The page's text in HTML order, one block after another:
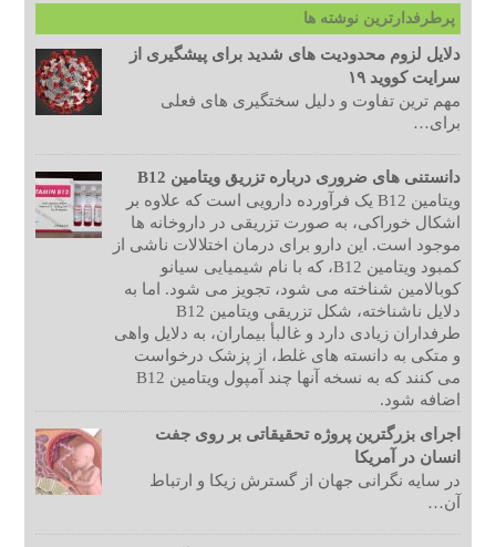
پرطرفدارترین نوشته ها
دلایل لزوم محدودیت های شدید برای پیشگیری از
سرایت کووید ۱۹
مهم ترین تفاوت و دلیل سختگیری های فعلی
برای…
دانستنی های ضروری درباره تزریق ویتامین B12
ویتامین B12 یک فرآورده دارویی است که علاوه بر
اشکال خوراکی، به صورت تزریقی در داروخانه ها
موجود است. این دارو برای درمان اختلالات ناشی از
کمبود ویتامین B12، که با نام شیمیایی سیانو
کوبالامین شناخته می شود، تجویز می شود. اما به
دلایل ناشناخته، شکل تزریقی ویتامین B12
طرفداران زیادی دارد و غالبأ بیماران، به دلایل واهی
و متکی به دانسته های غلط، از پزشک درخواست
می کنند که به نسخه آنها چند آمپول ویتامین B12
اضافه شود.
اجرای بزرگترین پروژه تحقیقاتی بر روی جفت
انسان در آمریکا
در سایه نگرانی جهان از گسترش زیکا و ارتباط
آن…